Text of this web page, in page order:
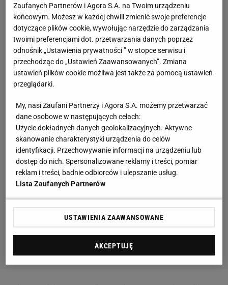
Zaufanych Partnerów i Agora S.A. na Twoim urządzeniu
końcowym. Możesz w każdej chwili zmienić swoje preferencje
dotyczące plików cookie, wywołując narzędzie do zarządzania
twoimi preferencjami dot. przetwarzania danych poprzez
odnośnik „Ustawienia prywatności ” w stopce serwisu i
przechodząc do „Ustawień Zaawansowanych”. Zmiana
ustawień plików cookie możliwa jest także za pomocą ustawień
przeglądarki.
My, nasi Zaufani Partnerzy i Agora S.A. możemy przetwarzać
dane osobowe w następujących celach:
Użycie dokładnych danych geolokalizacyjnych. Aktywne
skanowanie charakterystyki urządzenia do celów
identyfikacji. Przechowywanie informacji na urządzeniu lub
dostęp do nich. Spersonalizowane reklamy i treści, pomiar
reklam i treści, badnie odbiorców i ulepszanie usług.
Lista Zaufanych Partnerów
USTAWIENIA ZAAWANSOWANE
AKCEPTUJĘ